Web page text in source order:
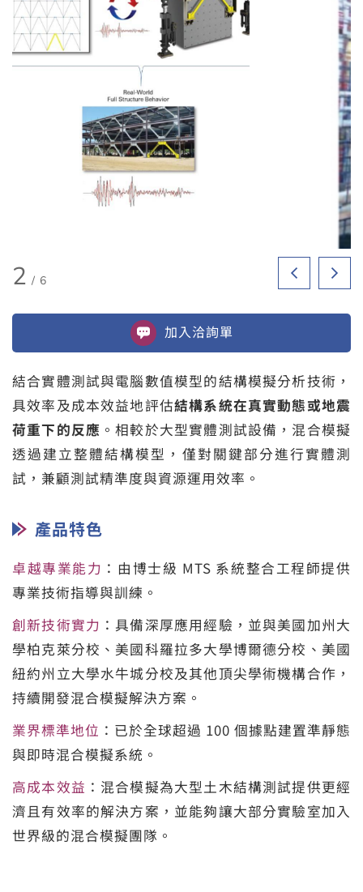
2 / 6
加入洽詢單
結合實體測試與電腦數值模型的結構模擬分析技術，
具效率及成本效益地評估結構系統在真實動態或地震
荷重下的反應 。相較於大型實體測試設備，混合模擬
透過建立整體結構模型，僅對關鍵部分進行實體測
試，兼顧測試精準度與資源運用效率。
產品特色
卓越專業能力 ：由博士級 MTS 系統整合工程師提供
專業技術指導與訓練。
創新技術實力 ：具備深厚應用經驗，並與美國加州大
學柏克萊分校、美國科羅拉多大學博爾德分校、美國
紐約州立大學水牛城分校及其他頂尖學術機構合作，
持續開發混合模擬解決方案。
業界標準地位 ：已於全球超過 100 個據點建置準靜態
與即時混合模擬系統。
高成本效益 ：混合模擬為大型土木結構測試提供更經
濟且有效率的解決方案，並能夠讓大部分實驗室加入
世界級的混合模擬團隊。